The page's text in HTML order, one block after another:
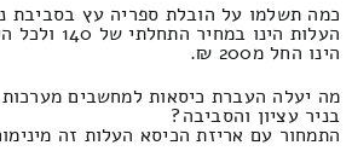
כמה תשלמו על הובלת ספריה עץ בסביבת
הינו החל מ200 ₪.
מה יעלה העברת כיסאות למחשבים
בניר עציון והסביבה?
התמחור עם אריזת הכיסא העלות זה מינימום 190